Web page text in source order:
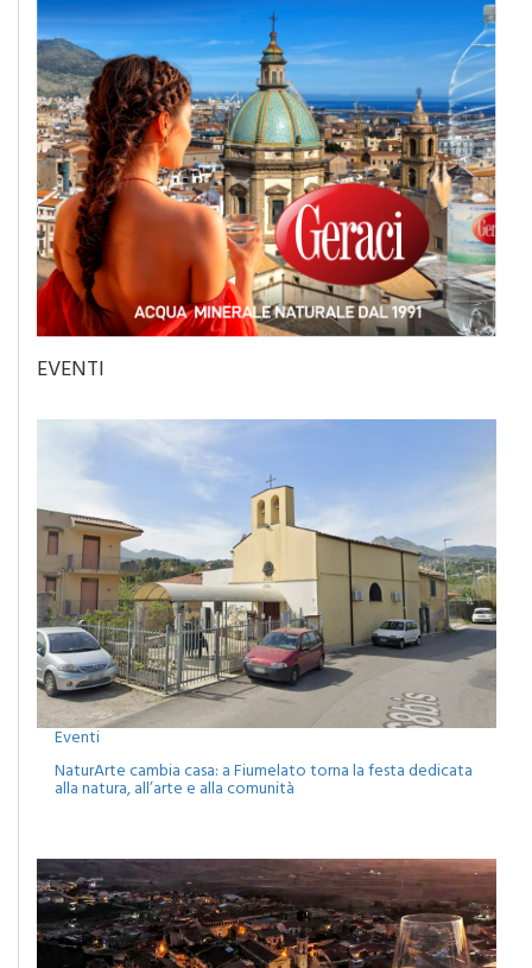
EVENTI
Eventi
NaturArte cambia casa: a Fiumelato torna la festa dedicata
alla natura, all’arte e alla comunità